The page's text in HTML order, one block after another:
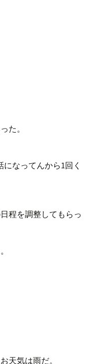
た。
なってんから1回く
程を調整してもらっ
天気は雨だ。